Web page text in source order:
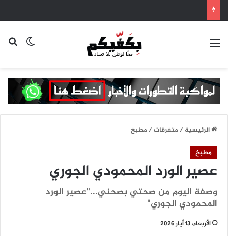
القائمة
الرئيسية/متفرقات/مطبخ
مطبخ
عصير الورد المحمودي الجوري
وصفة اليوم من صحتي بصحني..."عصير الورد
المحمودي الجوري"
الأربعاء، 13 أيار 2026